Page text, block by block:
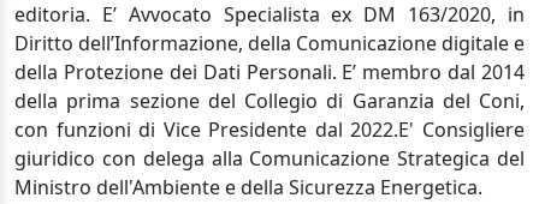
editoria. E’ Avvocato Specialista ex DM 163/2020, in
Diritto dell’Informazione, della Comunicazione digitale e
della Protezione dei Dati Personali. E’ membro dal 2014
della prima sezione del Collegio di Garanzia del Coni,
con funzioni di Vice Presidente dal 2022.E' Consigliere
giuridico con delega alla Comunicazione Strategica del
Ministro dell'Ambiente e della Sicurezza Energetica.